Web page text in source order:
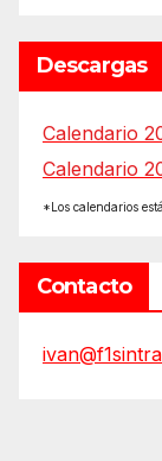
Descargas
Calendario
Calendario
*Los calendarios
Contacto